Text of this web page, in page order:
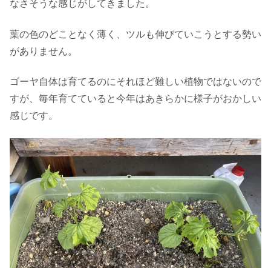
なさそうな感じがしてきました。
葉の色のどことなく薄く、ツルも伸びていこうとする勢い
がありません。
ゴーヤ自体は育てるのにそれほど難しい植物ではないので
すが、毎年育てていると今年はあきらかに様子がおかしい
感じです。